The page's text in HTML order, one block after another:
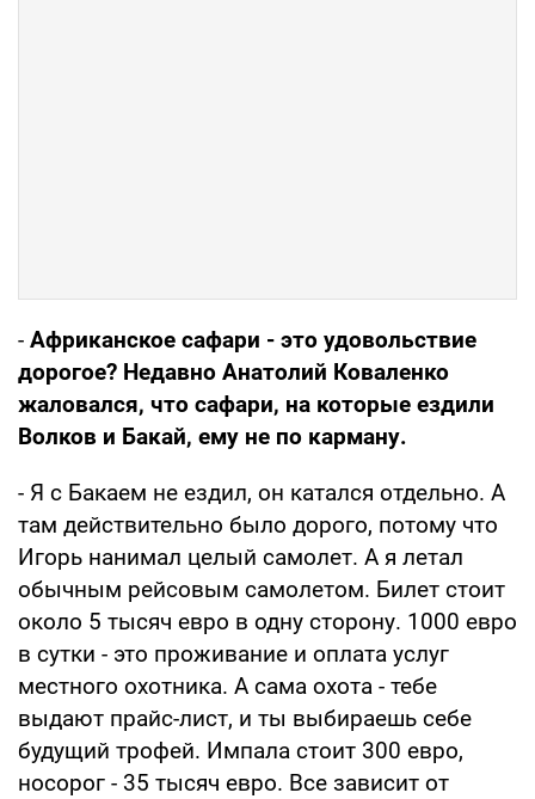
- Африканское сафари - это удовольствие
дорогое? Недавно Анатолий Коваленко
жаловался, что сафари, на которые ездили
Волков и Бакай, ему не по карману.
- Я с Бакаем не ездил, он катался отдельно. А
там действительно было дорого, потому что
Игорь нанимал целый самолет. А я летал
обычным рейсовым самолетом. Билет стоит
около 5 тысяч евро в одну сторону. 1000 евро
в сутки - это проживание и оплата услуг
местного охотника. А сама охота - тебе
выдают прайс-лист, и ты выбираешь себе
будущий трофей. Импала стоит 300 евро,
носорог - 35 тысяч евро. Все зависит от